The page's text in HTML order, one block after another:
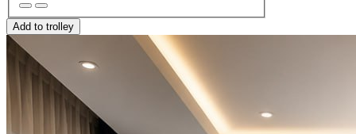
Add to trolley